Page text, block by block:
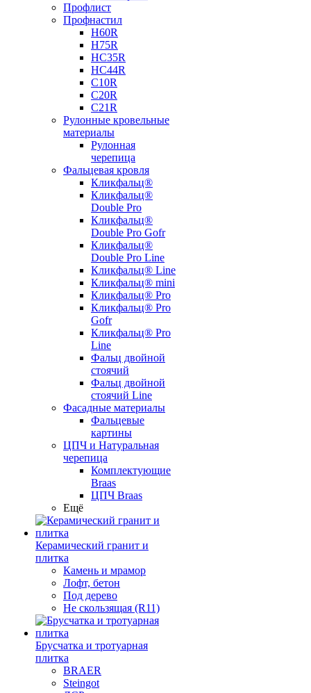
Профлист
Профнастил
Н60R
Н75R
НС35R
НС44R
С10R
С20R
С21R
Рулонные кровельные
материалы
Рулонная
черепица
Фальцевая кровля
Кликфальц®
Кликфальц®
Double Pro
Кликфальц®
Double Pro Gofr
Кликфальц®
Double Pro Line
Кликфальц® Line
Кликфальц® mini
Кликфальц® Pro
Кликфальц® Pro
Gofr
Кликфальц® Pro
Line
Фальц двойной
стоячий
Фальц двойной
стоячий Line
Фасадные материалы
Фальцевые
картины
ЦПЧ и Натуральная
черепица
Комплектующие
Braas
ЦПЧ Braas
Ещё
Керамический гранит и
плитка
Камень и мрамор
Лофт, бетон
Под дерево
Не скользящая (R11)
Брусчатка и тротуарная
плитка
BRAER
Steingot